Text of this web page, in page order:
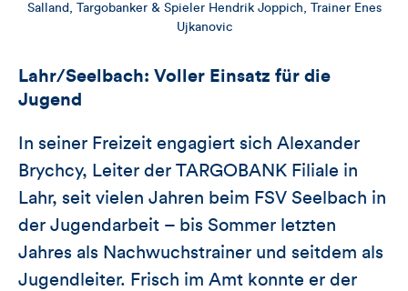
Salland, Targobanker & Spieler Hendrik Joppich, Trainer Enes
Ujkanovic
Lahr/Seelbach: Voller Einsatz für die
Jugend
In seiner Freizeit engagiert sich Alexander
Brychcy, Leiter der TARGOBANK Filiale in
Lahr, seit vielen Jahren beim FSV Seelbach in
der Jugendarbeit – bis Sommer letzten
Jahres als Nachwuchstrainer und seitdem als
Jugendleiter. Frisch im Amt konnte er der